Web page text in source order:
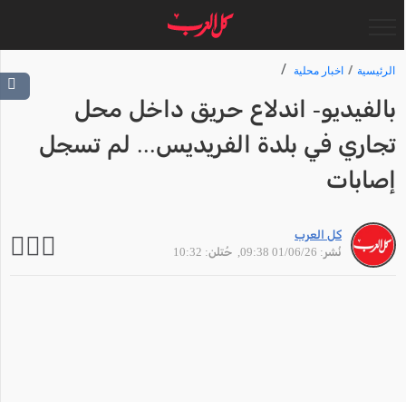
الرئيسية اخبار محلية
بالفيديو- اندلاع حريق داخل محل
تجاري في بلدة الفريديس... لم تسجل
إصابات
كل العرب
نُشر: 01/06/26 09:38
, حُتلن: 10:32